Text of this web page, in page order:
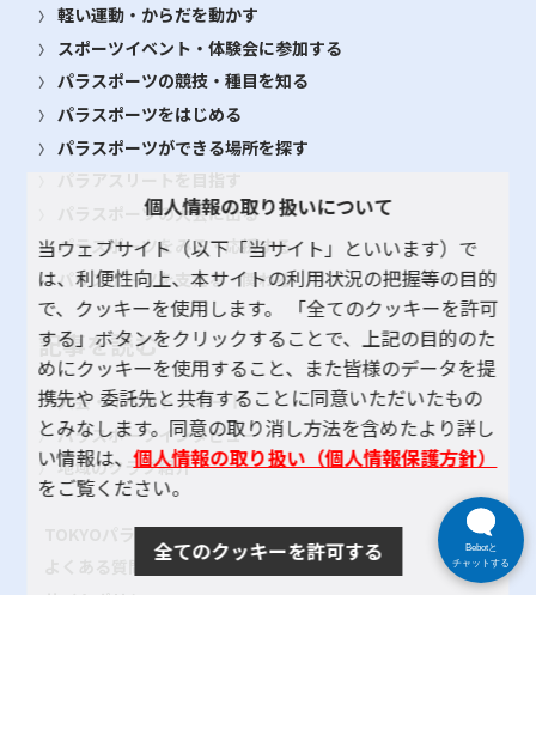
軽い運動・からだを動かす
スポーツイベント・体験会に参加する
パラスポーツの競技・種目を知る
パラスポーツをはじめる
パラスポーツができる場所を探す
パラアスリートを目指す
パラスポーツの大会に出る
パラスポーツをみる・応援する
パラスポーツを支える・関わる
記事を読む
大会・イベント レポート
パラスポーツインタビュー
地域のクラブ紹介
TOKYOパラスポーツ・ナビとは
サイトポリシー
個人情報の取り扱いについて
当ウェブサイト（以下「当サイト」といいます）で
は、利便性向上、本サイトの利用状況の把握等の目的
で、クッキーを使用します。 「全てのクッキーを許可
する」ボタンをクリックすることで、上記の目的のた
めにクッキーを使用すること、また皆様のデータを提
携先や 委託先と共有することに同意いただいたもの
とみなします。同意の取り消し方法を含めたより詳し
い情報は、個人情報の取り扱い（個人情報保護方針）
をご覧ください。
全てのクッキーを許可する
Bebotと
チャットする